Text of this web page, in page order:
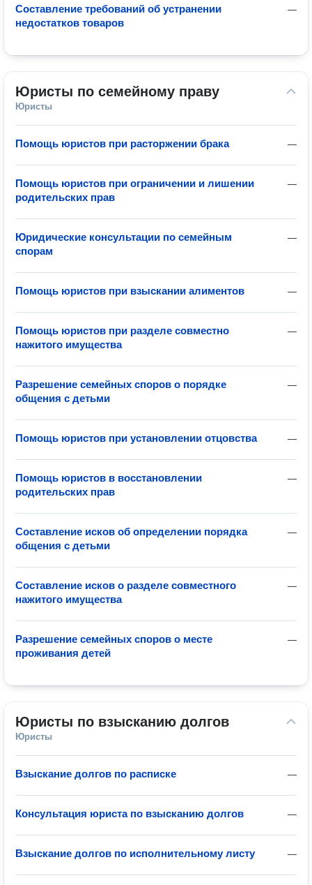
—
Составление требований об устранении
недостатков товаров
Юристы по семейному праву
Юристы
—
Помощь юристов при расторжении брака
—
Помощь юристов при ограничении и лишении
родительских прав
—
Юридические консультации по семейным
спорам
—
Помощь юристов при взыскании алиментов
—
Помощь юристов при разделе совместно
нажитого имущества
—
Разрешение семейных споров о порядке
общения с детьми
—
Помощь юристов при установлении отцовства
—
Помощь юристов в восстановлении
родительских прав
—
Составление исков об определении порядка
общения с детьми
—
Составление исков о разделе совместного
нажитого имущества
—
Разрешение семейных споров о месте
проживания детей
Юристы по взысканию долгов
Юристы
—
Взыскание долгов по расписке
—
Консультация юриста по взысканию долгов
—
Взыскание долгов по исполнительному листу